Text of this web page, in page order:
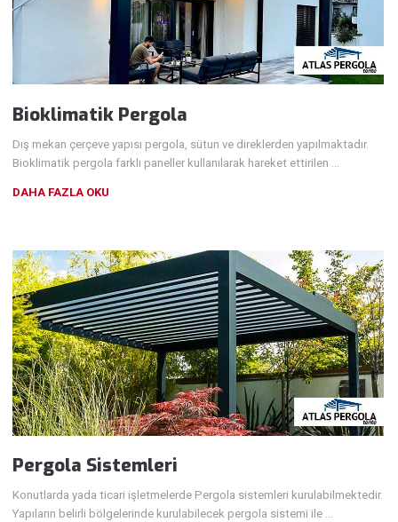
Bioklimatik Pergola
Dış mekan çerçeve yapısı pergola, sütun ve direklerden yapılmaktadır.
Bioklimatik pergola farklı paneller kullanılarak hareket ettirilen …
DAHA FAZLA OKU
Pergola Sistemleri
Konutlarda yada ticari işletmelerde Pergola sistemleri kurulabilmektedir.
Yapıların belirli bölgelerinde kurulabilecek pergola sistemi ile …